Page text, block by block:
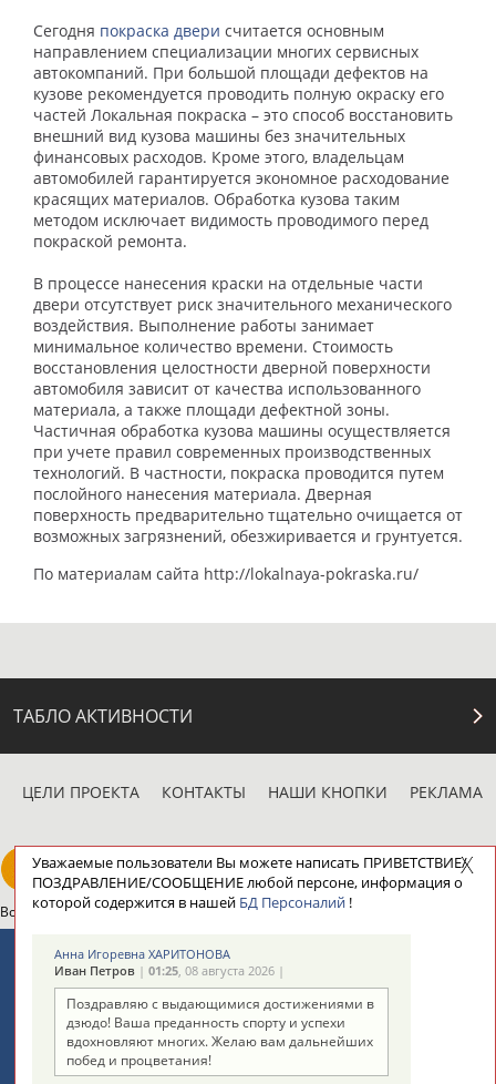
Сегодня покраска двери считается основным
направлением специализации многих сервисных
автокомпаний. При большой площади дефектов на
кузове рекомендуется проводить полную окраску его
частей Локальная покраска – это способ восстановить
внешний вид кузова машины без значительных
финансовых расходов. Кроме этого, владельцам
автомобилей гарантируется экономное расходование
красящих материалов. Обработка кузова таким
методом исключает видимость проводимого перед
покраской ремонта.
В процессе нанесения краски на отдельные части
двери отсутствует риск значительного механического
воздействия. Выполнение работы занимает
минимальное количество времени. Стоимость
восстановления целостности дверной поверхности
автомобиля зависит от качества использованного
материала, а также площади дефектной зоны.
Частичная обработка кузова машины осуществляется
при учете правил современных производственных
технологий. В частности, покраска проводится путем
послойного нанесения материала. Дверная
поверхность предварительно тщательно очищается от
возможных загрязнений, обезжиривается и грунтуется.
По материалам сайта http://lokalnaya-pokraska.ru/
ТАБЛО АКТИВНОСТИ
ЦЕЛИ ПРОЕКТА КОНТАКТЫ НАШИ КНОПКИ РЕКЛАМА
Вопросы сотрудничества и совместной деятельности
Стадион, 1998-2026
Разработка и поддержка ООО НАИТ «Стадион»
Адресов в новостной рассылке: 996
Подпишись
Уважаемые пользователи Вы можете написать ПРИВЕТСТВИЕ/
ПОЗДРАВЛЕНИЕ/СООБЩЕНИЕ любой персоне, информация о
которой содержится в нашей БД Персоналий!
Анна Игоревна ХАРИТОНОВА
Иван Петров| 01:25, 08 августа 2026 |
Поздравляю с выдающимися достижениями в
дзюдо! Ваша преданность спорту и успехи
вдохновляют многих. Желаю вам дальнейших
побед и процветания!